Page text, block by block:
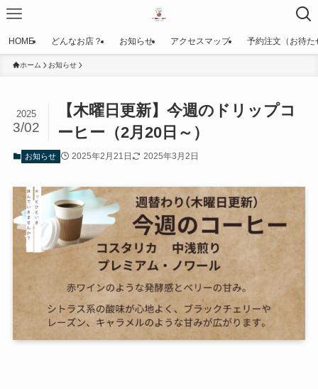
HOME どんなお店？ お知らせ アクセスマップ 予約注文（お待た
ホーム お知らせ
【木曜日更新】今週のドリップコ
ーヒー（2月20日～）
2025
3/02
お知らせ 2025年2月21日 2025年3月2日